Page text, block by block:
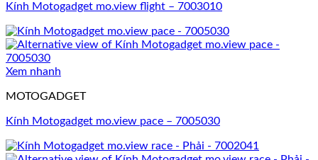
Kính Motogadget mo.view flight – 7003010
Xem nhanh
MOTOGADGET
Kính Motogadget mo.view pace – 7005030